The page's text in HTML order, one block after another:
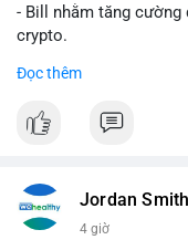
- Bill nhằm tăng
crypto.
- Bill có thể ảnh hưởng
$btc $eth
Đọc thêm
Jordan Smith
4 giờ